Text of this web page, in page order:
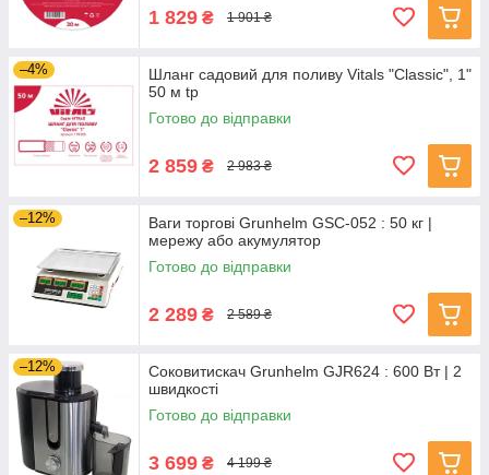
1 829 ₴ 1 901 ₴
–4%
Шланг садовий для поливу Vitals "Classic", 1"
50 м tp
Готово до відправки
2 859 ₴ 2 983 ₴
–12%
Ваги торгові Grunhelm GSC-052 : 50 кг |
мережу або акумулятор
Готово до відправки
2 289 ₴ 2 589 ₴
–12%
Соковитискач Grunhelm GJR624 : 600 Вт | 2
швидкості
Готово до відправки
3 699 ₴ 4 199 ₴